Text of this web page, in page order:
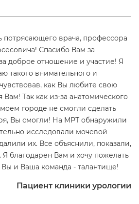
потрясающего врача, профессора
Спасибо Вам за
доброе отношение и участие! Я
такого внимательного и
как Вы любите свою
Вам! Так как из-за анатомического
городе не смогли сделать
Вы смогли! На МРТ обнаружили
исследовали мочевой
их. Все объяснили, показали,
Я благодарен Вам и хочу пожелать
Вы и Ваша команда - талантище!
Пациент клиники урологии